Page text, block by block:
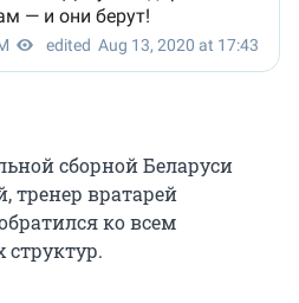
сборной Беларуси
тренер вратарей
ко всем